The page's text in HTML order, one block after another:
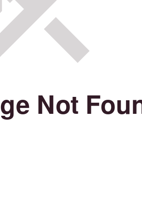
Not